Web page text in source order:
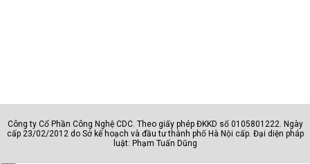
Công ty Cổ Phần Công Nghệ CDC. Theo giấy phép ĐKKD số 0105801222. Ngày
cấp 23/02/2012 do Sở kế hoạch và đầu tư thành phố Hà Nội cấp. Đại diện pháp
luật: Phạm Tuấn Dũng